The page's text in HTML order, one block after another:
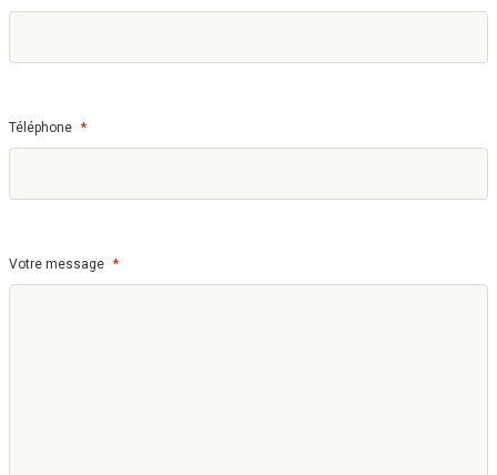
Téléphone *
Votre message *